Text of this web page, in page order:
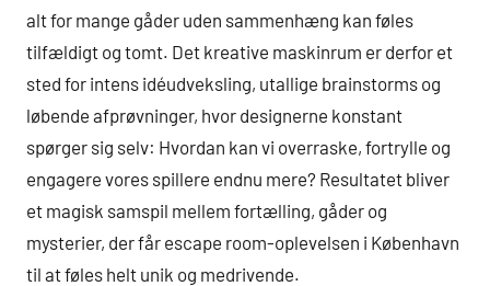
alt for mange gåder uden sammenhæng kan føles
tilfældigt og tomt. Det kreative maskinrum er derfor et
sted for intens idéudveksling, utallige brainstorms og
løbende afprøvninger, hvor designerne konstant
spørger sig selv: Hvordan kan vi overraske, fortrylle og
engagere vores spillere endnu mere? Resultatet bliver
et magisk samspil mellem fortælling, gåder og
mysterier, der får escape room-oplevelsen i København
til at føles helt unik og medrivende.